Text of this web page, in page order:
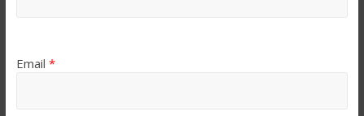
Email *